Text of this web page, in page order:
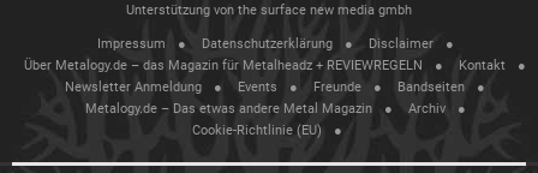
Unterstützung von the surface new media gmbh
Impressum Datenschutzerklärung
Disclaimer
Über Metalogy.de – das Magazin für Metalheadz + REVIEWREGELN
Kontakt
Newsletter Anmeldung
Events Freunde
Bandseiten
Metalogy.de – Das etwas andere Metal Magazin
Archiv
Cookie-Richtlinie (EU)